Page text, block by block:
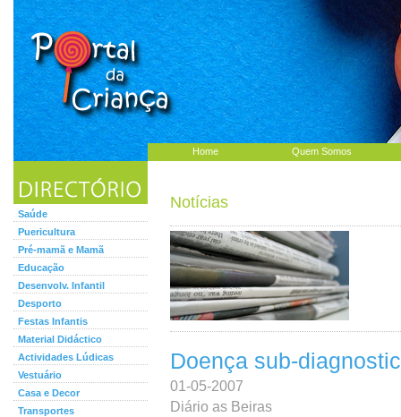
Home Quem Somos
Saúde
Puericultura
Pré-mamã e Mamã
Educação
Desenvolv. Infantil
Desporto
Festas Infantis
Material Didáctico
Actividades Lúdicas
Vestuário
Casa e Decor
Transportes
Notícias
Doença sub-
01-05-2007
Diário as Beiras